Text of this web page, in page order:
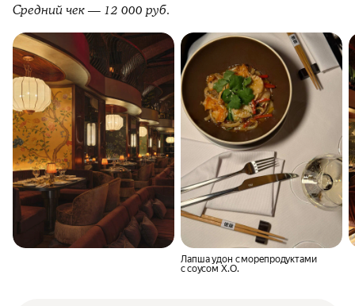
Средний чек — 12 000 руб.
Лапша удон с морепродуктами
с соусом Х.О.